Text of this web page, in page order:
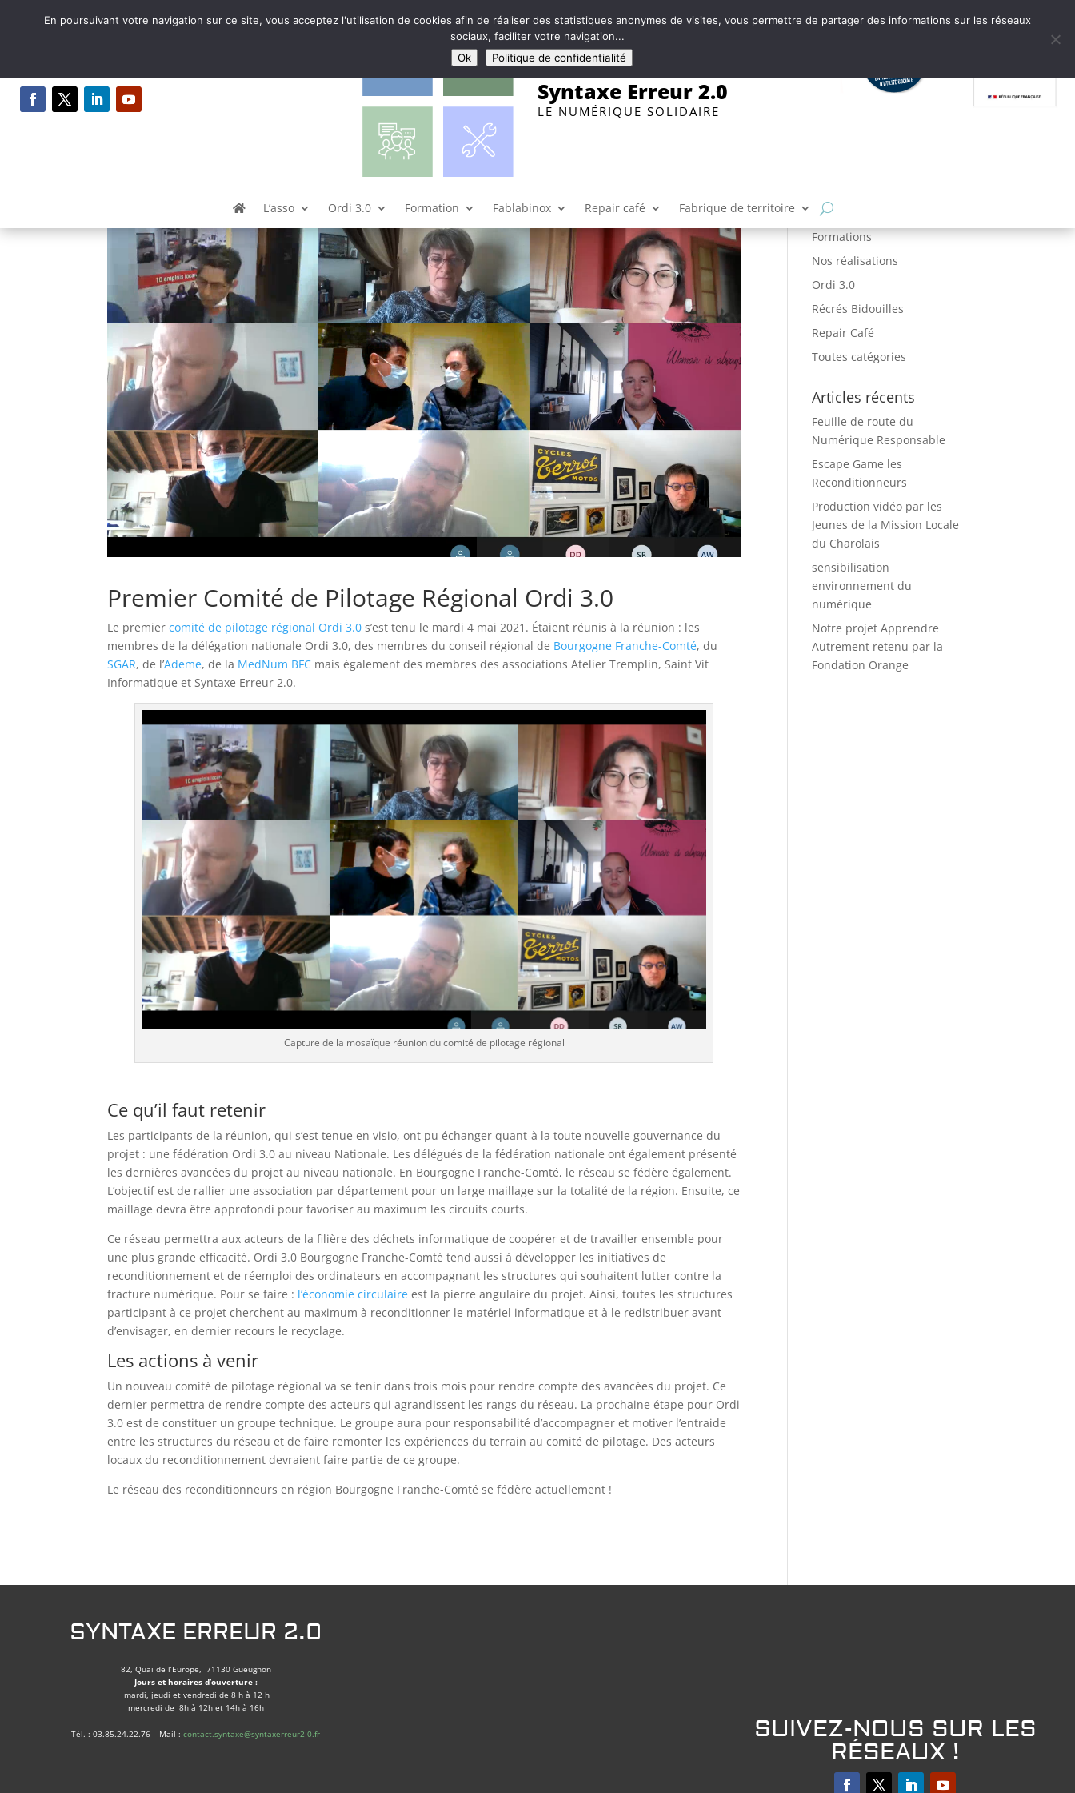
Syntaxe Erreur 2.0
LE NUMÉRIQUE SOLIDAIRE
L’asso Ordi 3.0 Formation Fablabinox Repair café Fabrique de territoire
Ordi 3.0 : Premier Comité de Pilotage Régional
|0 commentaires
Premier Comité de Pilotage Régional Ordi 3.0
Le premiercomité de pilotage régional Ordi 3.0 s’est tenu le mardi 4 mai 2021. Étaient réunis à la réunion : les
membres de la délégation nationale Ordi 3.0, des membres du conseil régional de Bourgogne Franche-Comté, du
SGAR, de l’Ademe, de la MedNum BFC mais également des membres des associations Atelier Tremplin, Saint Vit
Informatique et Syntaxe Erreur 2.0.
Capture de la mosaïque réunion du comité de pilotage régional
Ce qu’il faut retenir
Les participants de la réunion, qui s’est tenue en visio, ont pu échanger quant-à la toute nouvelle gouvernance du
projet : une fédération Ordi 3.0 au niveau Nationale. Les délégués de la fédération nationale ont également présenté
les dernières avancées du projet au niveau nationale. En Bourgogne Franche-Comté, le réseau se fédère également.
L’objectif est de rallier une association par département pour un large maillage sur la totalité de la région. Ensuite, ce
maillage devra être approfondi pour favoriser au maximum les circuits courts.
Ce réseau permettra aux acteurs de la filière des déchets informatique de coopérer et de travailler ensemble pour
une plus grande efficacité. Ordi 3.0 Bourgogne Franche-Comté tend aussi à développer les initiatives de
reconditionnement et de réemploi des ordinateurs en accompagnant les structures qui souhaitent lutter contre la
fracture numérique. Pour se faire : l’économie circulaire est la pierre angulaire du projet. Ainsi, toutes les structures
participant à ce projet cherchent au maximum à reconditionner le matériel informatique et à le redistribuer avant
d’envisager, en dernier recours le recyclage.
Les actions à venir
Un nouveau comité de pilotage régional va se tenir dans trois mois pour rendre compte des avancées du projet. Ce
dernier permettra de rendre compte des acteurs qui agrandissent les rangs du réseau. La prochaine étape pour Ordi
3.0 est de constituer un groupe technique. Le groupe aura pour responsabilité d’accompagner et motiver l’entraide
entre les structures du réseau et de faire remonter les expériences du terrain au comité de pilotage. Des acteurs
locaux du reconditionnement devraient faire partie de ce groupe.
Le réseau des reconditionneurs en région Bourgogne Franche-Comté se fédère actuellement !
Fabrique de Territoire
Formations
Nos réalisations
Ordi 3.0
Récrés Bidouilles
Repair Café
Toutes catégories
Articles récents
Feuille de route du
Numérique Responsable
Escape Game les
Reconditionneurs
Production vidéo par les
Jeunes de la Mission Locale
du Charolais
sensibilisation
environnement du
numérique
Notre projet Apprendre
Autrement retenu par la
Fondation Orange
SYNTAXE ERREUR 2.0
82, Quai de l’Europe, 71130 Gueugnon
Jours et horaires d’ouverture :
mardi, jeudi et vendredi de 8 h à 12 h
mercredi de 8h à 12h et 14h à 16h
Tél. : 03.85.24.22.76 – Mail :contact.syntaxe@syntaxerreur2-0.fr
SUIVEZ-NOUS SUR LES
RÉSEAUX !
En poursuivant votre navigation sur ce site, vous acceptez l'utilisation de cookies afin de réaliser des statistiques anonymes de visites, vous permettre de partager des informations sur les réseaux
sociaux, faciliter votre navigation...
Ok
Politique de confidentialité